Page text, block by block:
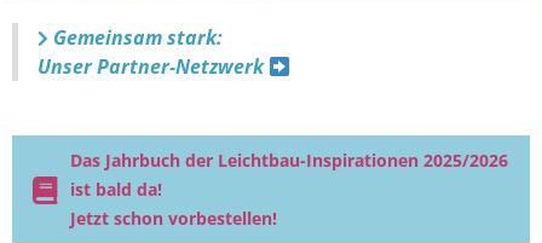
Gemeinsam stark:
Unser Partner-Netzwerk
Das Jahrbuch der Leichtbau-Inspirationen 2025/2026
ist bald da!
Jetzt schon vorbestellen!